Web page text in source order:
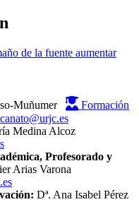
de la fuente aumentar
Muñumer
Formación
Medina Alcoz
Profesorado y
Arias Varona
Dª. Ana Isabel Pérez